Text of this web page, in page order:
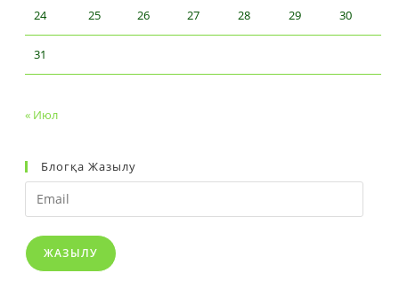
24 25 26 27 28 29 30
31
« Июл
Блогқа Жазылу
Email
ЖАЗЫЛУ